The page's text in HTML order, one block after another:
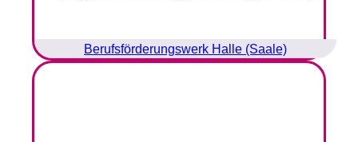
Berufsförderungswerk Halle (Saale)